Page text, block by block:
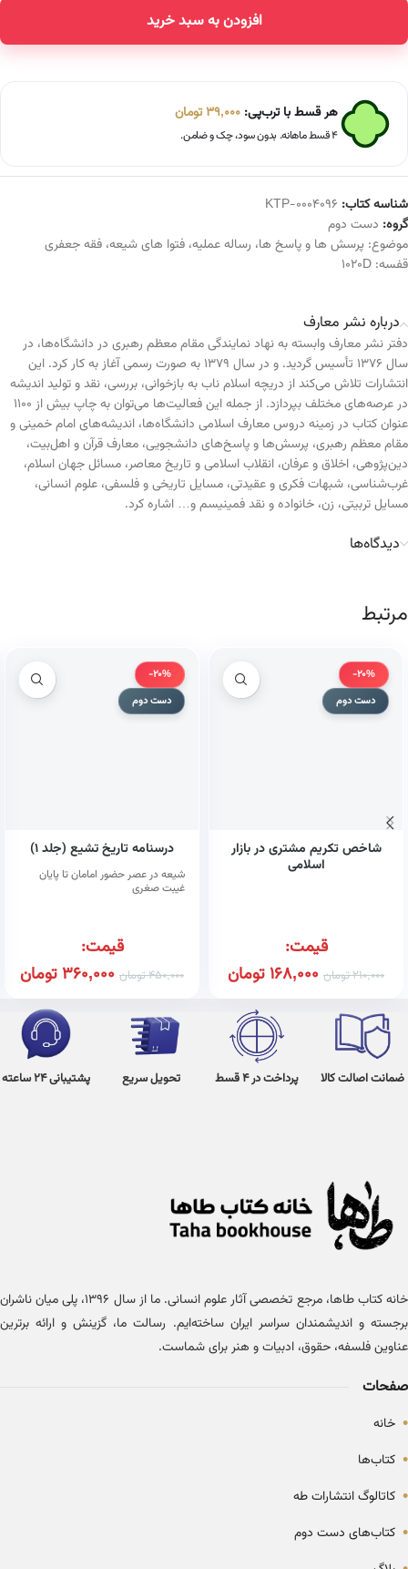
افزودن به سبد خرید
هر قسط با ترب‌پی: 39,000تومان
۴ قسط ماهانه. بدون سود، چک و ضامن.
شناسه کتاب: KTP-0004096
گروه: دست دوم
موضوع: پرسش ها و پاسخ ها، رساله عملیه، فتوا های شیعه، فقه جعفری
قفسه: 1020D
درباره نشر معارف
دفتر نشر معارف وابسته به نهاد نمایندگی مقام معظم رهبری در دانشگاه‌ها، در
سال ۱۳۷۶ تأسیس گردید. و در سال ۱۳۷۹ به صورت رسمی آغاز به کار کرد. این
انتشارات تلاش می‌کند از دریچه اسلام ناب به بازخوانی، بررسی، نقد و تولید اندیشه
در عرصه‌های مختلف بپردازد. از جمله این فعالیت‌ها می‌توان به چاپ بیش از ۱۱۰۰
عنوان کتاب در زمینه دروس معارف اسلامی دانشگاه‌ها، اندیشه‌های امام خمینی و
مقام معظم رهبری، پرسش‌ها و پاسخ‌های دانشجویی، معارف قرآن و اهل‌بیت،
دین‌پژوهی، اخلاق و عرفان، انقلاب اسلامی و تاریخ معاصر، مسائل جهان اسلام،
غرب‌شناسی، شبهات فکری و عقیدتی، مسایل تاریخی و فلسفی، علوم انسانی،
مسایل تربیتی، زن، خانواده و نقد فمینیسم و… اشاره کرد.
دیدگاه‌ها
مرتبط
-20%
دست دوم
شاخص تکریم مشتری در بازار
اسلامی
قیمت:
210,000تومان 168,000تومان
-20%
دست دوم
درسنامه تاریخ تشیع (جلد ۱)
شیعه در عصر حضور امامان تا پایان
غیبت صغری
قیمت:
450,000تومان 360,000تومان
ضمانت اصالت کالا پرداخت در 4 قسط تحویل سریع پشتیبانی 24 ساعته
خانه کتاب طاها، مرجع تخصصی آثار علوم انسانی. ما از سال ۱۳۹۶، پلی میان ناشران
برجسته و اندیشمندان سراسر ایران ساخته‌ایم. رسالت ما، گزینش و ارائه برترین
عناوین فلسفه، حقوق، ادبیات و هنر برای شماست.
صفحات
• خانه
• کتاب‌ها
• کاتالوگ انتشارات طه
• کتاب‌های دست دوم